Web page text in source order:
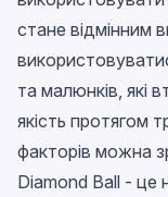
стане відмінним
та малюнків, які
якість протягом
факторів можна
Diamond Ball - це